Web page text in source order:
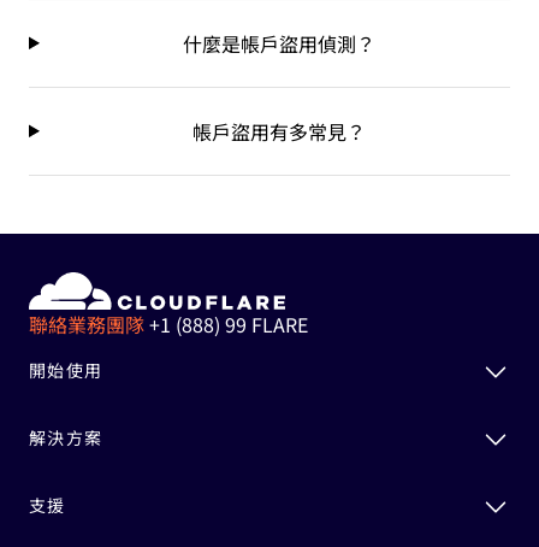
什麼是帳戶盜用偵測？
帳戶盜用有多常見？
聯絡業務團隊+1 (888) 99 FLARE
開始使用
解決方案
支援